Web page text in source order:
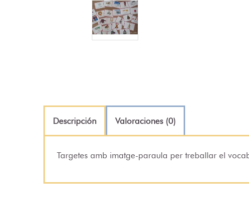
Descripción Valoraciones (0)
Targetes amb imatge-paraula per treballar el